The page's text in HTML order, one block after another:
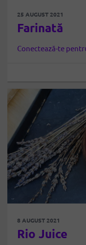
25 AUGUST 2021
Farinată
Conectează-te
8 AUGUST 2021
Rio Juice